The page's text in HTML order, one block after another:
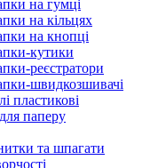
на гумці
на кільцях
на кнопці
кутики
реєстратори
швидкозшивачі
пластикові
паперу
та шпагати